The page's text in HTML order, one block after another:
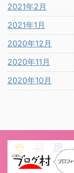
2021年2月
2021年1月
2020年12月
2020年11月
2020年10月